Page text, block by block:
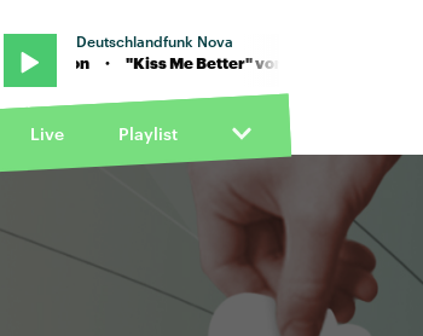
Deutschlandfunk Nova
· "Kiss Me Better" von Mercer Henderson ·
Live Playlist